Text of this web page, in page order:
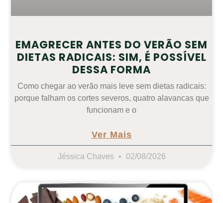
EMAGRECER ANTES DO VERÃO SEM
DIETAS RADICAIS: SIM, É POSSÍVEL
DESSA FORMA
Como chegar ao verão mais leve sem dietas radicais:
porque falham os cortes severos, quatro alavancas que
funcionam e o
Ver Mais
Jéssica Chaves 02/08/2026